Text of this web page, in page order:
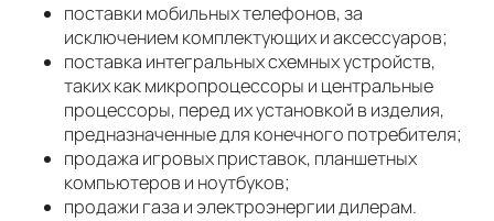
поставки мобильных телефонов, за
исключением комплектующих и аксессуаров;
поставка интегральных схемных устройств,
таких как микропроцессоры и центральные
процессоры, перед их установкой в ​​изделия,
предназначенные для конечного потребителя;
продажа игровых приставок, планшетных
компьютеров и ноутбуков;
продажи газа и электроэнергии дилерам.